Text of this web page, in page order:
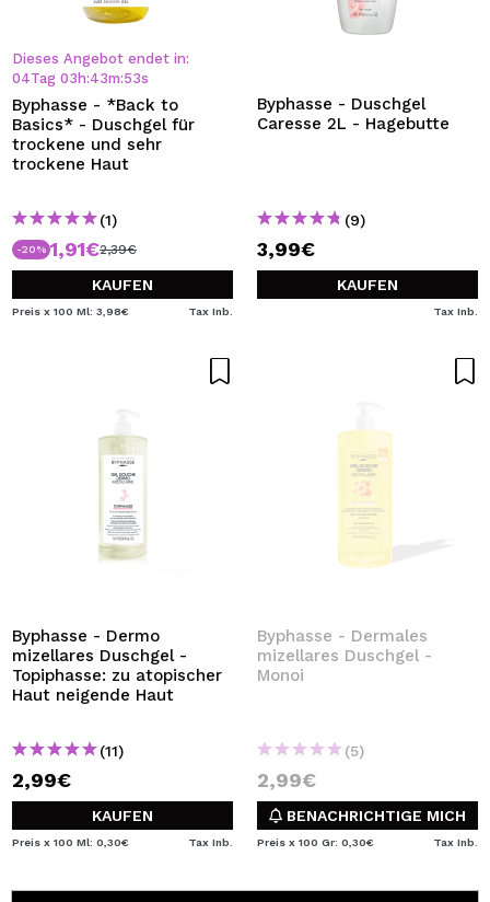
Dieses Angebot endet in:
04Tag 03 h:43m:52s
Byphasse - *Back to
Basics* - Duschgel für
trockene und sehr
trockene Haut
(1)
-20% 1,91€2,39€
KAUFEN
Preis x 100 Ml: 3,98€ Tax Inb.
Byphasse - Duschgel
Caresse 2L - Hagebutte
(9)
3,99€
KAUFEN
Tax Inb.
Byphasse - Dermo
mizellares Duschgel -
Topiphasse: zu atopischer
Haut neigende Haut
(11)
2,99€
KAUFEN
Preis x 100 Ml: 0,30€ Tax Inb.
Byphasse - Dermales
mizellares Duschgel -
Monoi
(5)
2,99€
BENACHRICHTIGE MICH
Preis x 100 Gr: 0,30€ Tax Inb.